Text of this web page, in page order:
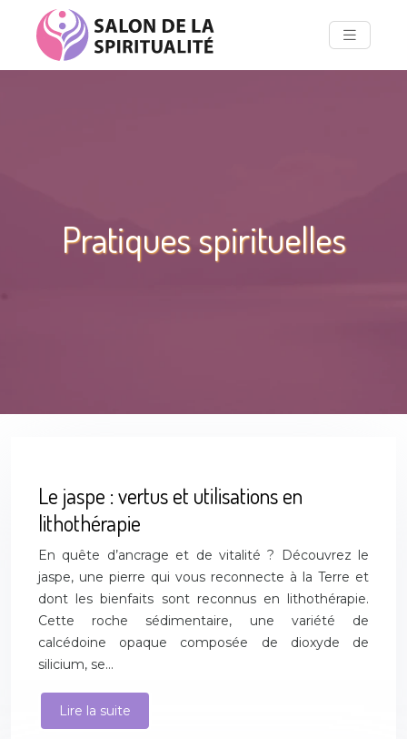
Pratiques spirituelles
Le jaspe : vertus et utilisations en
lithothérapie
En quête d’ancrage et de vitalité ? Découvrez le
jaspe, une pierre qui vous reconnecte à la Terre et
dont les bienfaits sont reconnus en lithothérapie.
Cette roche sédimentaire, une variété de
calcédoine opaque composée de dioxyde de
silicium, se…
Lire la suite